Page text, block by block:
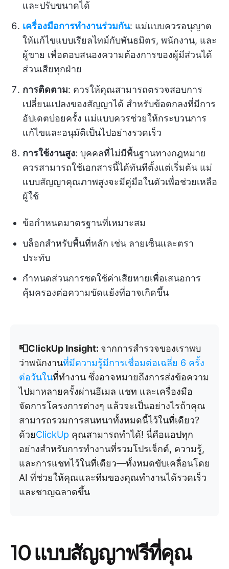
และปรับขนาดได้
เครื่องมือการทำงานร่วมกัน: แม่แบบควรอนุญาต
ให้แก้ไขแบบเรียลไทม์กับพันธมิตร, พนักงาน, และ
ผู้ขาย เพื่อตอบสนองความต้องการของผู้มีส่วนได้
ส่วนเสียทุกฝ่าย
การติดตาม: ควรให้คุณสามารถตรวจสอบการ
เปลี่ยนแปลงของสัญญาได้ สำหรับข้อตกลงที่มีการ
อัปเดตบ่อยครั้ง แม่แบบควรช่วยให้กระบวนการ
แก้ไขและอนุมัติเป็นไปอย่างรวดเร็ว
การใช้งานสูง: บุคคลที่ไม่มีพื้นฐานทางกฎหมาย
ควรสามารถใช้เอกสารนี้ได้ทันทีตั้งแต่เริ่มต้น แม่
แบบสัญญาคุณภาพสูงจะมีคู่มือในตัวเพื่อช่วยเหลือ
ผู้ใช้
ข้อกำหนดมาตรฐานที่เหมาะสม
บล็อกสำหรับพื้นที่หลัก เช่น ลายเซ็นและตรา
ประทับ
กำหนดส่วนการชดใช้ค่าเสียหายเพื่อเสนอการ
คุ้มครองต่อความขัดแย้งที่อาจเกิดขึ้น
📮ClickUp Insight: จากการสำรวจของเราพบ
ว่าพนักงานที่มีความรู้มีการเชื่อมต่อเฉลี่ย 6 ครั้ง
ต่อวันในที่ทำงาน ซึ่งอาจหมายถึงการส่งข้อความ
ไปมาหลายครั้งผ่านอีเมล แชท และเครื่องมือ
จัดการโครงการต่างๆ แล้วจะเป็นอย่างไรถ้าคุณ
สามารถรวมการสนทนาทั้งหมดนี้ไว้ในที่เดียว?
ด้วยClickUp คุณสามารถทำได้! นี่คือแอปทุก
อย่างสำหรับการทำงานที่รวมโปรเจ็กต์, ความรู้,
และการแชทไว้ในที่เดียว—ทั้งหมดขับเคลื่อนโดย
AI ที่ช่วยให้คุณและทีมของคุณทำงานได้รวดเร็ว
และชาญฉลาดขึ้น
10 แบบสัญญาฟรีที่คุณ